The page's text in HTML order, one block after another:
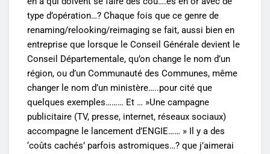
type d’opération…? Chaque fois que ce genre de
renaming/relooking/reimaging se fait, aussi bien en
entreprise que lorsque le Conseil Générale devient le
Conseil Départementale, qu’on change le nom d’un
région, ou d’un Communauté des Communes, même
changer le nom d’un ministère…..pour cité que
quelques exemples……… Et … »Une campagne
publicitaire (TV, presse, internet, réseaux sociaux)
accompagne le lancement d’ENGIE…… » Il y a des
‘coûts cachés’ parfois astromiques…? que j’aimerai